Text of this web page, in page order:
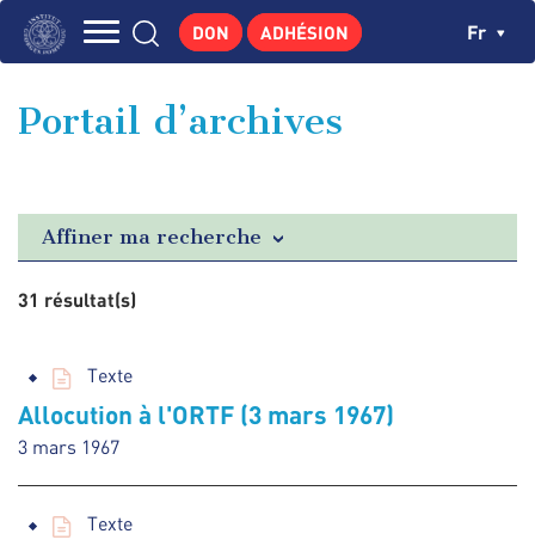
Aller
principale
GEORGES POMPIDOU
PUBLICATIONS
ACTUALITÉS
DON ADHÉSION Fr
Portail d’archives
Affiner ma recherche
31 résultat(s)
Texte
Allocution à l'ORTF (3 mars 1967)
3 mars 1967
Texte
Panneau de gestion des cookies